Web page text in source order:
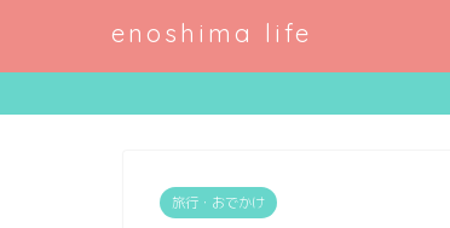
enoshima life
旅行・おでかけ